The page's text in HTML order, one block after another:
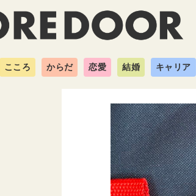
こころ からだ 恋愛 結婚 キャリア